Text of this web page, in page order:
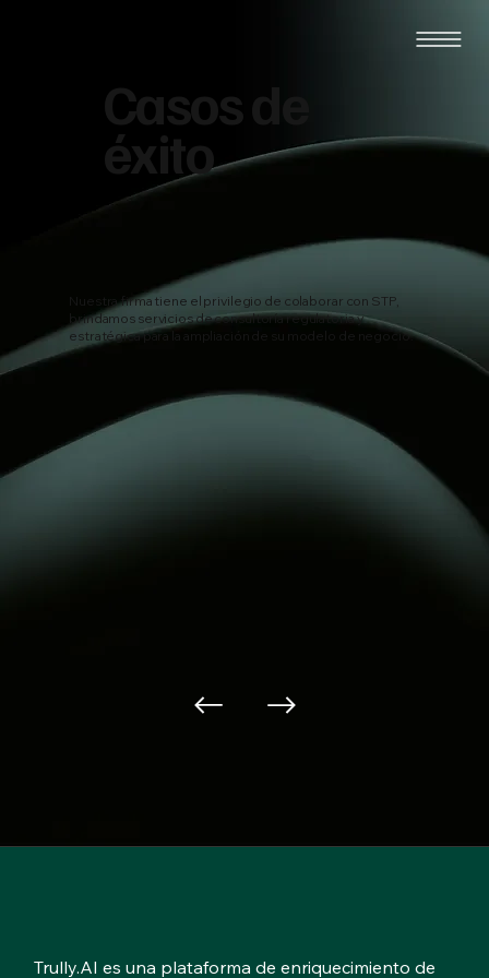
éxito
Nuestra firma tiene el privilegio de colaborar con STP,
brindamos servicios de consultoría regulatoria y
estratégica para la ampliación de su modelo de negocio.
Trully.AI es una plataforma de enriquecimiento de